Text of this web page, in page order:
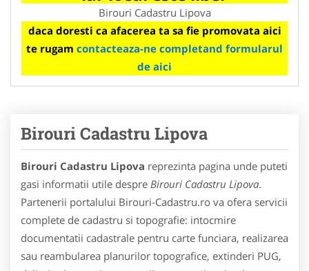
Birouri Cadastru Lipova
daca doresti ca afacerea ta sa fie promovata aici
te rugam contacteaza-ne completand formularul
de aici
Birouri Cadastru Lipova
Birouri Cadastru Lipova reprezinta pagina unde puteti
gasi informatii utile despre Birouri Cadastru Lipova.
Partenerii portalului Birouri-Cadastru.ro va ofera servicii
complete de cadastru si topografie: intocmire
documentatii cadastrale pentru carte funciara, realizarea
sau reambularea planurilor topografice, extinderi PUG,